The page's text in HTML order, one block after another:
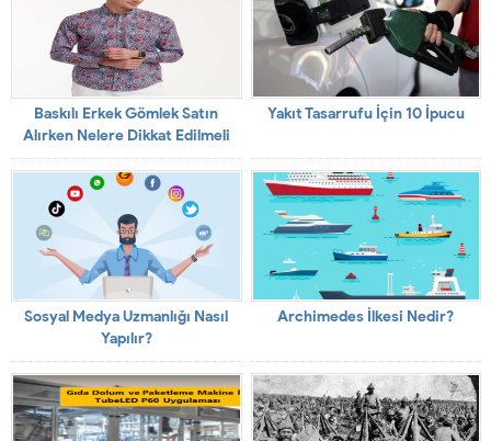
Baskılı Erkek Gömlek Satın
Alırken Nelere Dikkat Edilmeli
Yakıt Tasarrufu İçin 10 İpucu
Sosyal Medya Uzmanlığı Nasıl
Yapılır?
Archimedes İlkesi Nedir?